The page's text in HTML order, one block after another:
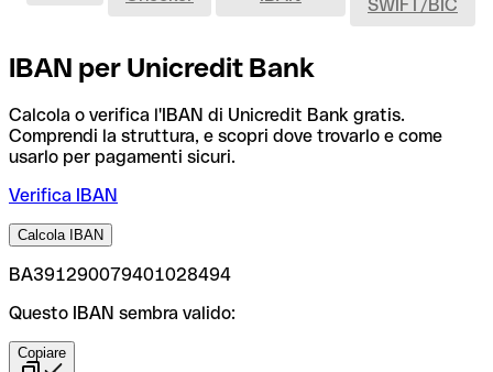
SWIFT/BIC
IBAN per Unicredit Bank
Calcola o verifica l'IBAN di Unicredit Bank gratis.
Comprendi la struttura, e scopri dove trovarlo e come
usarlo per pagamenti sicuri.
Verifica IBAN
Calcola IBAN
BA391290079401028494
Questo IBAN sembra valido:
Copiare